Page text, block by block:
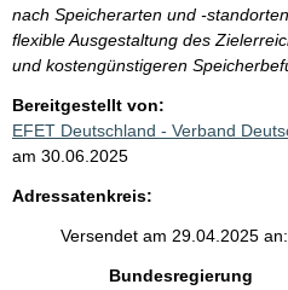
nach Speicherarten und -
flexible Ausgestaltung des
und kostengünstigeren
Bereitgestellt von:
EFET Deutschland - Verband
am 30.06.2025
Adressatenkreis:
Versendet am 29.04.2025 an:
Bundesregierung